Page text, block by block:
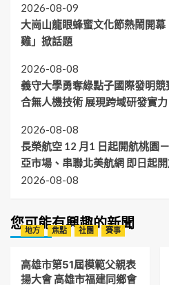
2026-08-09
大崗山龍眼蜂蜜文化節熱鬧開
雞」掀話題
2026-08-08
義守大學勇奪綠點子國際發明
合無人機技術 展現跨域研發實力
2026-08-08
長榮航空 12 月1 日起開航桃園
亞市場、串聯北美航網 即日起
2026-08-08
您可能有興趣的新聞
地方 焦點 社團 賽事
高雄市第51屆模範父親表
揚大會 高雄市福建同鄉會